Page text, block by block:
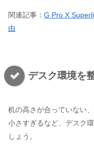
関連記事： G Pro X
由
デスク環境を
机の高さが合っていない
小さすぎるなど、デスク
しょう。